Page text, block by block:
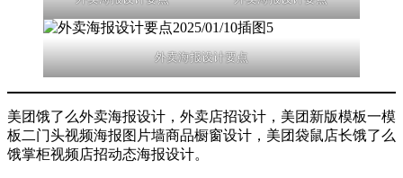
外卖海报设计要点
美团饿了么外卖海报设计，外卖店招设计，美团新版模板一模
板二门头视频海报图片墙商品橱窗设计，美团袋鼠店长饿了么
饿掌柜视频店招动态海报设计。